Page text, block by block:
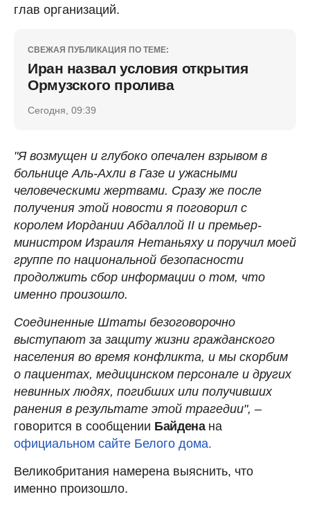
глав организаций.
СВЕЖАЯ ПУБЛИКАЦИЯ ПО ТЕМЕ:
Иран назвал условия открытия
Ормузского пролива
Сегодня, 09:39
"Я возмущен и глубоко опечален взрывом в
больнице Аль-Ахли в Газе и ужасными
человеческими жертвами. Сразу же после
получения этой новости я поговорил с
королем Иордании Абдаллой II и премьер-
министром Израиля Нетаньяху и поручил моей
группе по национальной безопасности
продолжить сбор информации о том, что
именно произошло.
Соединенные Штаты безоговорочно
выступают за защиту жизни гражданского
населения во время конфликта, и мы скорбим
о пациентах, медицинском персонале и других
невинных людях, погибших или получивших
ранения в результате этой трагедии", –
говорится в сообщении Байдена на
официальном сайте Белого дома.
Великобритания намерена выяснить, что
именно произошло.